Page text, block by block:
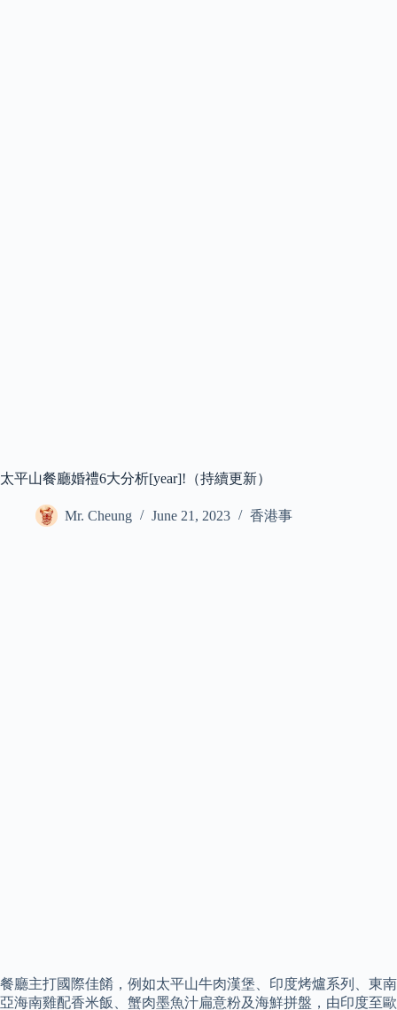
太平山餐廳婚禮6大分析[year]!（持續更新）
Mr. Cheung June 21, 2023 香港事
餐廳主打國際佳餚，例如太平山牛肉漢堡、印度烤爐系列、東南
亞海南雞配香米飯、蟹肉墨魚汁扁意粉及海鮮拼盤，由印度至歐